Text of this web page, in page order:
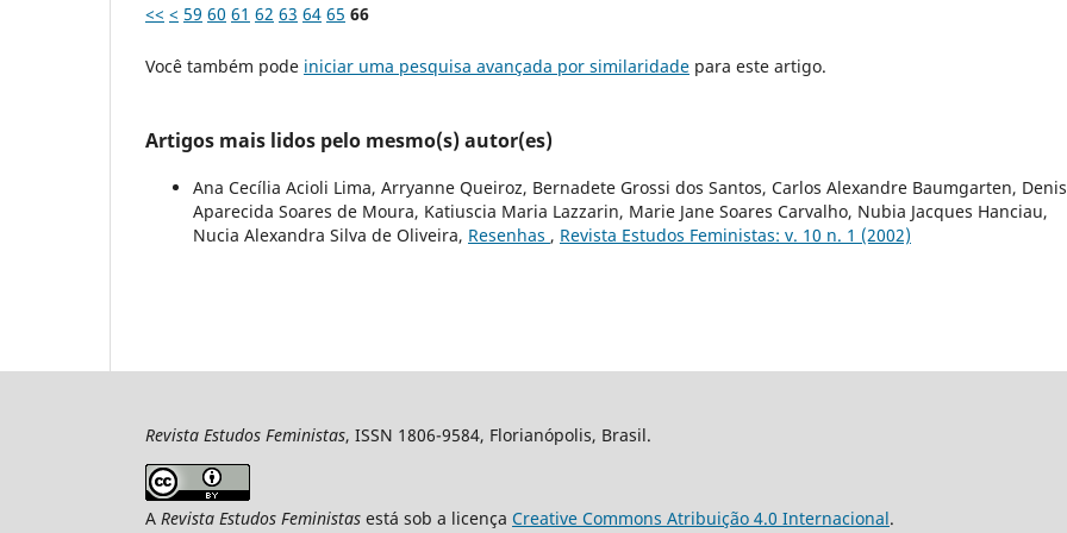
<< < 59 60 61 62 63 64 65 66
Você também pode iniciar uma pesquisa avançada por similaridade para este artigo.
Artigos mais lidos pelo mesmo(s) autor(es)
Ana Cecília Acioli Lima, Arryanne Queiroz, Bernadete Grossi dos Santos, Carlos Alexandre Baumgarten,
Aparecida Soares de Moura, Katiuscia Maria Lazzarin, Marie Jane Soares Carvalho, Nubia Jacques Hanciau,
Nucia Alexandra Silva de Oliveira, Resenhas , Revista Estudos Feministas: v. 10 n. 1 (2002)
Revista Estudos Feministas, ISSN 1806-9584, Florianópolis, Brasil.
A Revista Estudos Feministas está sob a licença Creative Commons Atribuição 4.0 Internacional.